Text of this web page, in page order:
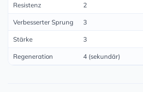
Resistenz 2
Verbesserter Sprung 3
Stärke 3
Regeneration 4 (sekundär)